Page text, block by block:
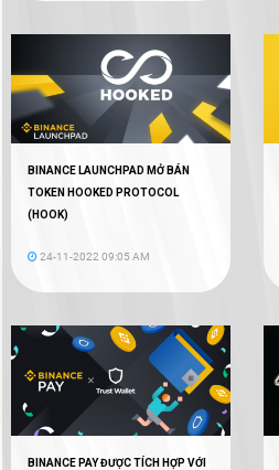
BINANCE LAUNCHPAD MỞ BÁN
TOKEN HOOKED PROTOCOL
(HOOK)
24-11-2022 09:05 AM
BINANCE PAY ĐƯỢC TÍCH HỢP VỚI